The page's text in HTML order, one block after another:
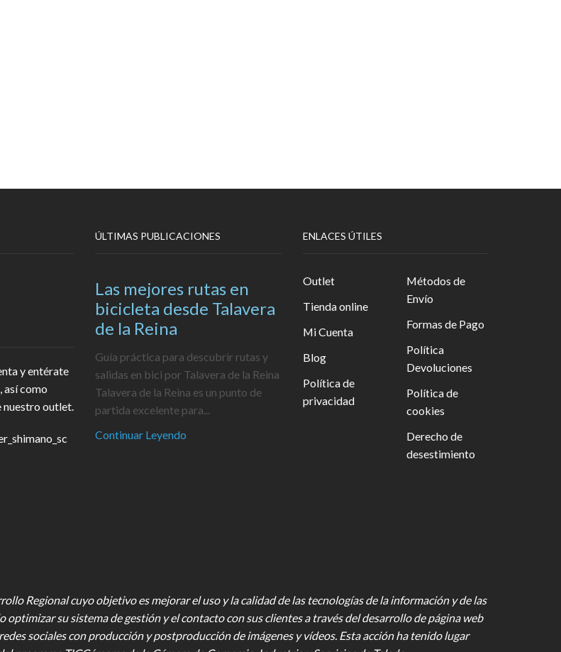
y entérate
así como
outlet.
ÚLTIMAS PUBLICACIONES
Las mejores rutas en
bicicleta desde Talavera
de la Reina
Guía práctica para descubrir rutas y
salidas en bici por Talavera de la Reina
Talavera de la Reina es un punto de
partida excelente para...
Continuar Leyendo
ENLACES ÚTILES
Outlet
Tienda online
Mi Cuenta
Blog
Política de
privacidad
Métodos de
Envío
Formas de Pago
Política
Devoluciones
Política de
cookies
Derecho de
desestimiento
Regional cuyo objetivo es mejorar el uso y la calidad de las tecnologías de la información y de las
optimizar su sistema de gestión y el contacto con sus clientes a través del desarrollo de página web
sociales con producción y postproducción de imágenes y vídeos. Esta acción ha tenido lugar